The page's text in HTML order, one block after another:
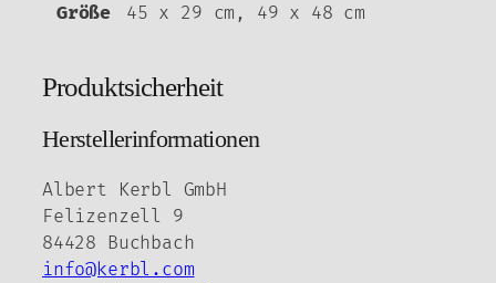
Größe 45 x 29 cm, 49 x 48 cm
Produktsicherheit
Herstellerinformationen
Albert Kerbl GmbH
Felizenzell 9
84428 Buchbach
info@kerbl.com